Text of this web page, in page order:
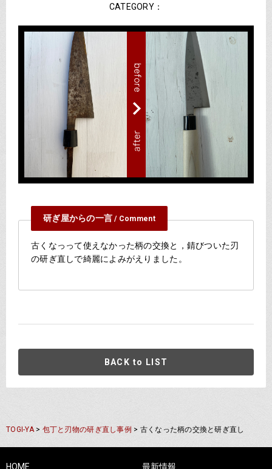
CATEGORY：
研ぎ屋からの一言/ Comment
古くなっって使えなかった柄の交換と，錆びついた刃
の研ぎ直しで綺麗によみがえりました。
BACK to LIST
TOGI-YA> 包丁と刃物の研ぎ直し事例 > 古くなった柄の交換と研ぎ直し
HOME 最新情報